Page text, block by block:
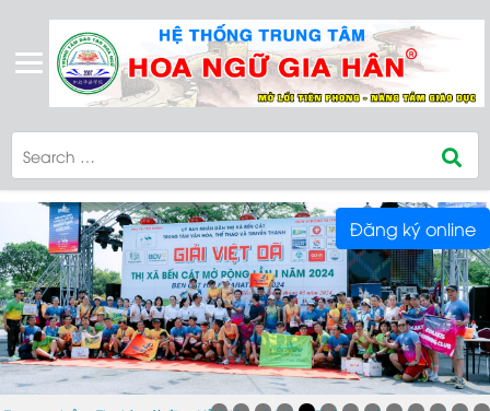
Đăng ký online